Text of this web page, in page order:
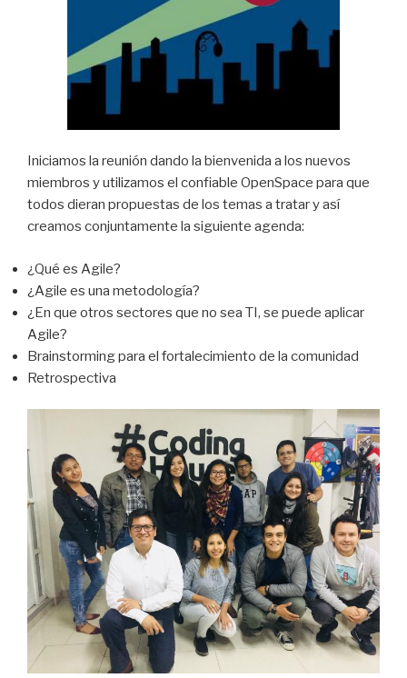
Iniciamos la reunión dando la bienvenida a los nuevos
miembros y utilizamos el confiable OpenSpace para que
todos dieran propuestas de los temas a tratar y así
creamos conjuntamente la siguiente agenda:
¿Qué es Agile?
¿Agile es una metodología?
¿En que otros sectores que no sea TI, se puede aplicar
Agile?
Brainstorming para el fortalecimiento de la comunidad
Retrospectiva